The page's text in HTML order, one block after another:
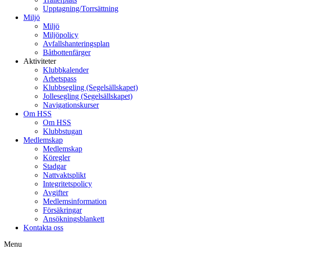
Upptagning/Torrsättning
Miljö
Miljö
Miljöpolicy
Avfallshanteringsplan
Båtbottenfärger
Aktiviteter
Klubbkalender
Arbetspass
Klubbsegling (Segelsällskapet)
Jollesegling (Segelsällskapet)
Navigationskurser
Om HSS
Om HSS
Klubbstugan
Medlemskap
Medlemskap
Köregler
Stadgar
Nattvaktsplikt
Integritetspolicy
Avgifter
Medlemsinformation
Försäkringar
Ansökningsblankett
Kontakta oss
Menu